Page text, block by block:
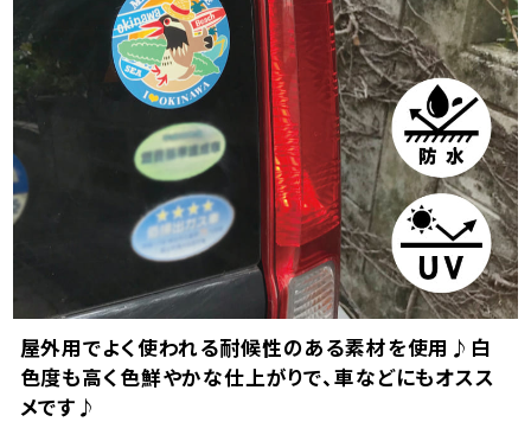
屋外用でよく使われる耐候性のある素材を使用♪白
色度も高く色鮮やかな仕上がりで、車などにもオスス
メです♪